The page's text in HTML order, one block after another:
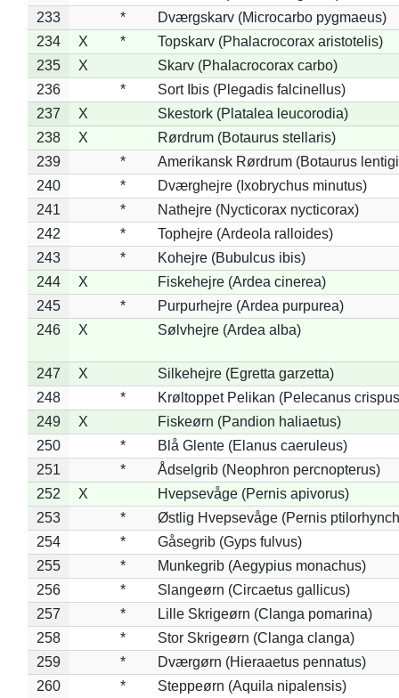
233
*
Dværgskarv (Microcarbo pygmaeus)
234
X *
Topskarv (Phalacrocorax aristotelis)
235
X
Skarv (Phalacrocorax carbo)
236
*
Sort Ibis (Plegadis falcinellus)
237
X
Skestork (Platalea leucorodia)
238
X
Rørdrum (Botaurus stellaris)
239
*
Amerikansk Rørdrum (Botaurus
240
*
Dværghejre (Ixobrychus minutus)
241
*
Nathejre (Nycticorax nycticorax)
242
*
Tophejre (Ardeola ralloides)
243
*
Kohejre (Bubulcus ibis)
244
X
Fiskehejre (Ardea cinerea)
245
*
Purpurhejre (Ardea purpurea)
246
X Sølvhejre (Ardea alba)
247 X
Silkehejre (Egretta garzetta)
248
*
Krøltoppet Pelikan (Pelecanus
249
X
Fiskeørn (Pandion haliaetus)
250
*
Blå Glente (Elanus caeruleus)
251
*
Ådselgrib (Neophron percnopterus)
252
X
Hvepsevåge (Pernis apivorus)
253
*
Østlig Hvepsevåge (Pernis
254
*
Gåsegrib (Gyps fulvus)
255
*
Munkegrib (Aegypius monachus)
256
*
Slangeørn (Circaetus gallicus)
257
*
Lille Skrigeørn (Clanga pomarina)
258
*
Stor Skrigeørn (Clanga clanga)
259
*
Dværgørn (Hieraaetus pennatus)
260
*
Steppeørn (Aquila nipalensis)